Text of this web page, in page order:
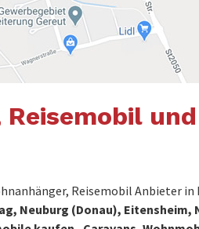
Reisemobil Anbieter
Neuburg (Donau),